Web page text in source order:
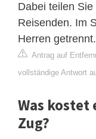
Dabei teilen
Reisenden. Im
Herren getrennt.
Antrag auf
vollständige Antwort
Was
Zug?